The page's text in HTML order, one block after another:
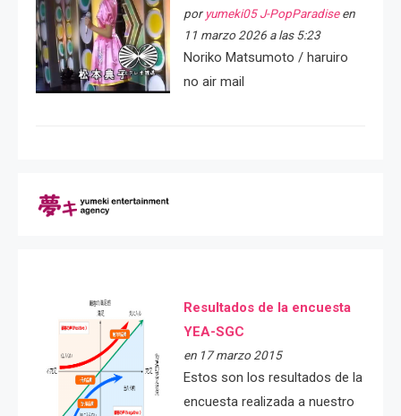
por yumeki05 J-PopParadiseen
11 marzo 2026 a las 5:23
Noriko Matsumoto / haruiro
no air mail
Resultados de la encuesta
YEA-SGC
en 17 marzo 2015
Estos son los resultados de la
encuesta realizada a nuestro